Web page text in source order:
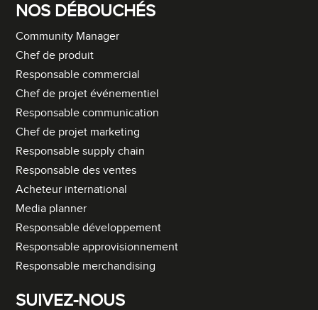
NOS DÉBOUCHÉS
Community Manager
Chef de produit
Responsable commercial
Chef de projet événementiel
Responsable communication
Chef de projet marketing
Responsable supply chain
Responsable des ventes
Acheteur international
Media planner
Responsable développement
Responsable approvisionnement
Responsable merchandising
SUIVEZ-NOUS